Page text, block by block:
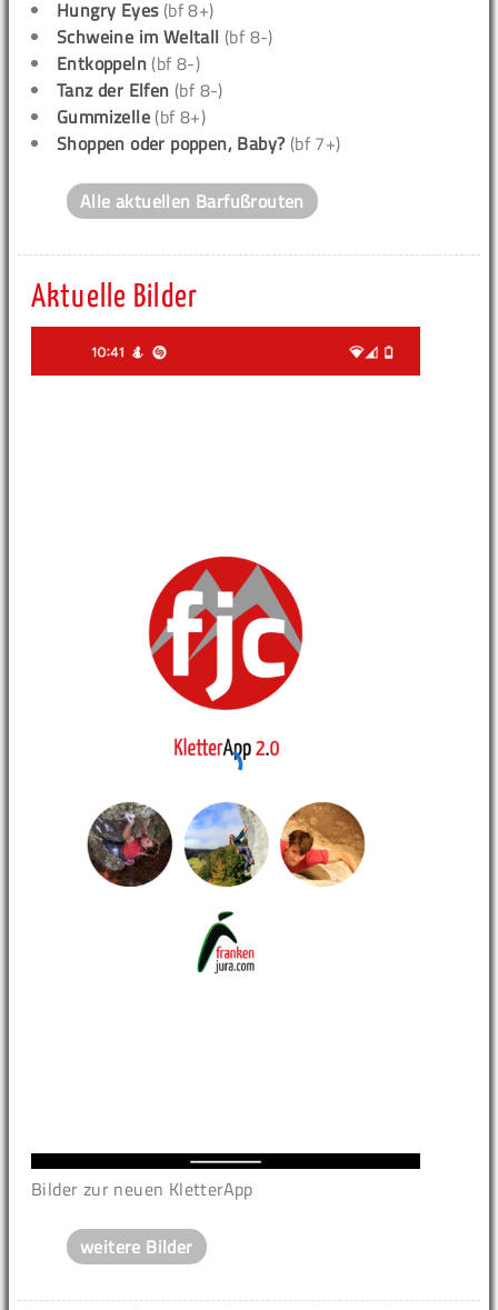
Hungry Eyes(bf 8+)
Schweine im Weltall (bf 8-)
Entkoppeln (bf 8-)
Tanz der Elfen (bf 8-)
Gummizelle (bf 8+)
Shoppen oder poppen, Baby? (bf 7+)
Alle aktuellen Barfußrouten
Aktuelle Bilder
Bilder zur neuen KletterApp
weitere Bilder